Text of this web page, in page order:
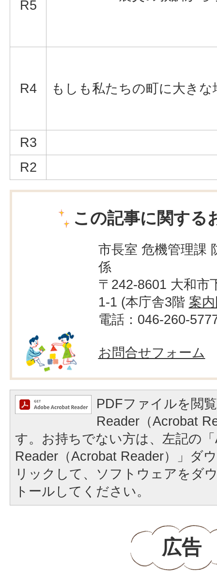
R5
R4 もしも私たちの町に大き
R3
R2
この記事に関する
市長室 危機管理課
係
〒242-8601 大和市
1-1 (本庁舎3階 案
電話：046-260-
お問合せフォーム
PDFファイルを閲
Reader（Acrobat
す。お持ちでない方は、左記の
Reader（Acrobat Reader）」ダ
リックして、ソフトウェアをダ
トールしてください。
広告